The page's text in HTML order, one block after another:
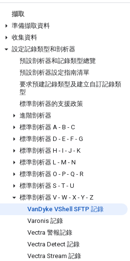
擷取
準備擷取資料
收集資料
設定記錄類型和剖析器
預設剖析器和記錄類型總覽
預設剖析器設定指南清單
要求預建記錄類型及建立自訂記錄類
型
標準剖析器的支援政策
進階剖析器
標準剖析器 A - B - C
標準剖析器 D - E - F - G
標準剖析器 H - I - J - K
標準剖析器 L - M - N
標準剖析器 O - P - Q - R
標準剖析器 S - T - U
標準剖析器 V - W - X - Y - Z
VanDyke VShell SFTP 記錄
Varonis 記錄
Vectra 警報記錄
Vectra Detect 記錄
Vectra Stream 記錄